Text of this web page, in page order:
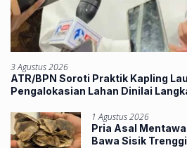
3 Agustus 2026
ATR/BPN Soroti Praktik Kapling
Pengalokasian Lahan Dinilai
1 Agustus 2026
Pria Asal
Bawa Sisik